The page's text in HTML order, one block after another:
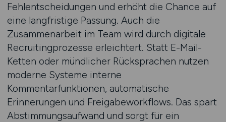
Fehlentscheidungen und erhöht die Chance auf
eine langfristige Passung. Auch die
Zusammenarbeit im Team wird durch digitale
Recruitingprozesse erleichtert. Statt E-Mail-
Ketten oder mündlicher Rücksprachen nutzen
moderne Systeme interne
Kommentarfunktionen, automatische
Erinnerungen und Freigabeworkflows. Das spart
Abstimmungsaufwand und sorgt für ein